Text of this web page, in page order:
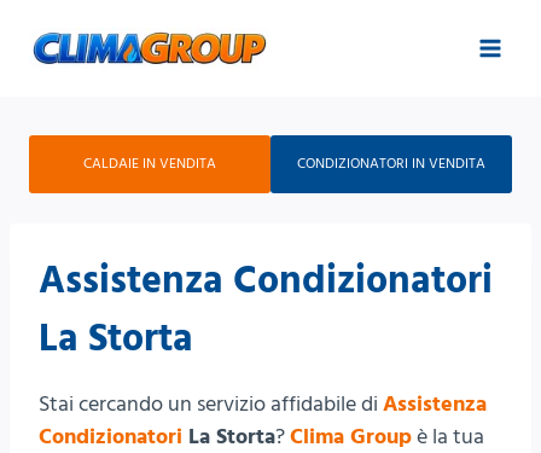
CALDAIE IN VENDITA CONDIZIONATORI IN VENDITA
Assistenza Condizionatori
La Storta
Stai cercando un servizio affidabile di Assistenza
Condizionatori La Storta?Clima Groupè la tua